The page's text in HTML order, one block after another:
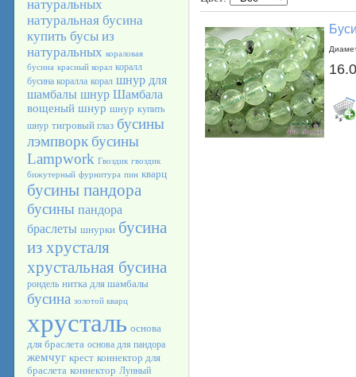
натуральных
натуральная бусина
купить бусы из
натуральных кораловая
бусина красный корал коралл
бусина коралла корал шнур для
шамбалы шнур Шамбала
вощеный шнур шнур купить
шнур тигровый глаз бусины
лэмпворк бусины
Lampwork Гвоздик гвоздик
бижутерный фурнитура пин кварц
бусины пандора
бусины пандора
браслеты шнурки бусина
из хрусталя
хрустальная бусина
рондель нитка для шамбалы
бусина золотой кварц
хрусталь основа
для браслета основа для пандора
жемчуг крест коннектор для
браслета коннектор Лунный